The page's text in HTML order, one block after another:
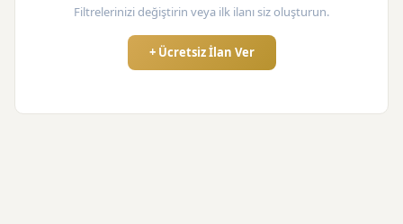
Filtrelerinizi değiştirin veya ilk ilanı siz oluşturun.
+ Ücretsiz İlan Ver